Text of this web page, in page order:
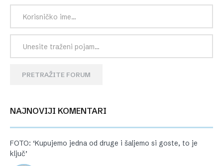
PRETRAŽITE FORUM
NAJNOVIJI KOMENTARI
FOTO: ‘Kupujemo jedna od druge i šaljemo si goste, to je
ključ’